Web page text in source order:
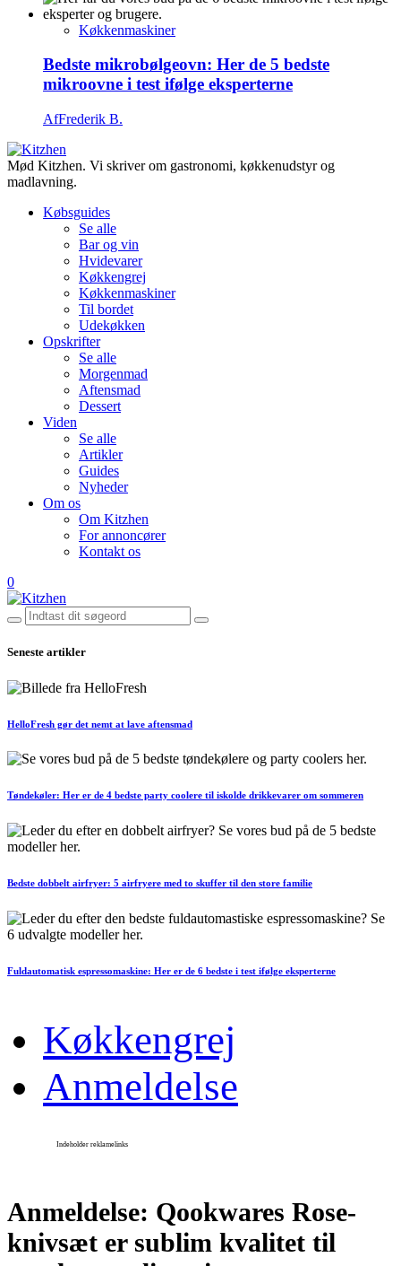
Køkkenmaskiner
Bedste mikrobølgeovn: Her de 5 bedste
mikroovne i test ifølge eksperterne
AfFrederik B.
Mød Kitzhen. Vi skriver om gastronomi, køkkenudstyr og
madlavning.
Købsguides
Se alle
Bar og vin
Hvidevarer
Køkkengrej
Køkkenmaskiner
Til bordet
Udekøkken
Opskrifter
Se alle
Morgenmad
Aftensmad
Dessert
Viden
Se alle
Artikler
Guides
Nyheder
Om os
Om Kitzhen
For annoncører
Kontakt os
0
Seneste artikler
HelloFresh gør det nemt at lave aftensmad
Tøndekøler: Her er de 4 bedste party coolere til iskolde drikkevarer om sommeren
Bedste dobbelt airfryer: 5 airfryere med to skuffer til den store familie
Fuldautomatisk espressomaskine: Her er de 6 bedste i test ifølge eksperterne
Køkkengrej
Anmeldelse
Anmeldelse: Qookwares Rose-
knivsæt er sublim kvalitet til